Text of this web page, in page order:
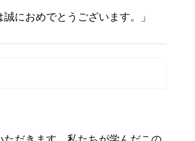
におめでとうございます。」